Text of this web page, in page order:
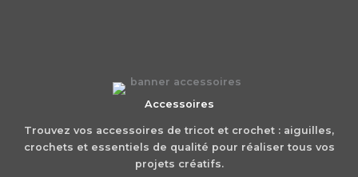
Accessoires
Trouvez vos accessoires de tricot et crochet : aiguilles,
crochets et essentiels de qualité pour réaliser tous vos
projets créatifs.